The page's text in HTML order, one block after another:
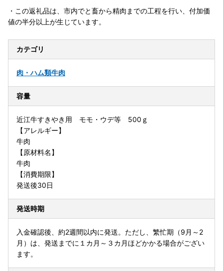
・この返礼品は、市内でと畜から精肉までの工程を行い、付加価
値の半分以上が生じています。
カテゴリ
肉・ハム類牛肉
容量
近江牛すきやき用 モモ・ウデ等 500ｇ
【アレルギー】
牛肉
【原材料名】
牛肉
【消費期限】
発送後30日
発送時期
入金確認後、約2週間以内に発送。ただし、繁忙期（9月～2
月）は、発送までに１カ月～３カ月ほどかかる場合がござい
ます。